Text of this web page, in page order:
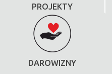
PROJEKTY
DAROWIZNY